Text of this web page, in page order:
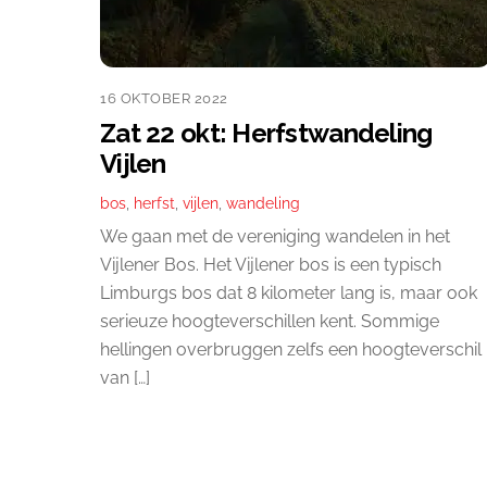
16 OKTOBER 2022
Zat 22 okt: Herfstwandeling
Vijlen
bos herfst vijlen wandeling
We gaan met de vereniging wandelen in het
Vijlener Bos. Het Vijlener bos is een typisch
Limburgs bos dat 8 kilometer lang is, maar ook
serieuze hoogteverschillen kent. Sommige
hellingen overbruggen zelfs een hoogteverschil
van […]